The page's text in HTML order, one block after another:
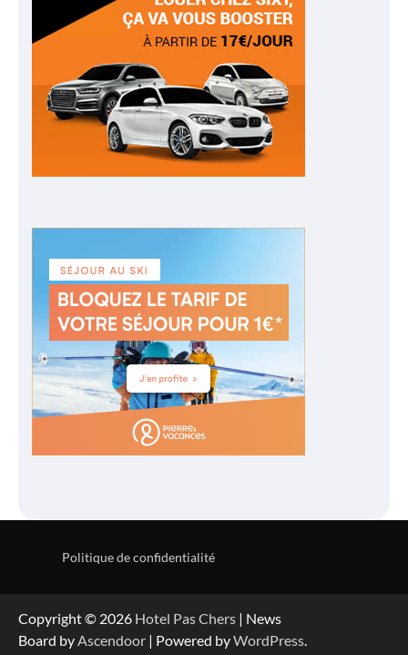
Politique de confidentialité
Copyright © 2026 Hotel Pas Chers | News
Board byAscendoor | Powered byWordPress.